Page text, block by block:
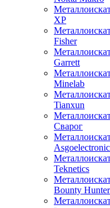
XP
Fisher
Garrett
Minelab
Tianxun
Сварог
Teknetics
Bounty Hunter